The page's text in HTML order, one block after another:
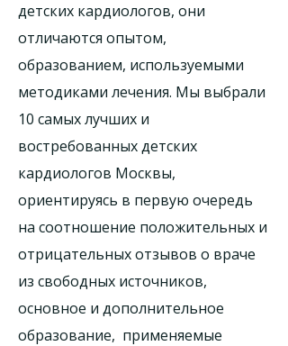
детских кардиологов, они
отличаются опытом,
образованием, используемыми
методиками лечения. Мы выбрали
10 самых лучших и
востребованных детских
кардиологов Москвы,
ориентируясь в первую очередь
на соотношение положительных и
отрицательных отзывов о враче
из свободных источников,
основное и дополнительное
образование, применяемые